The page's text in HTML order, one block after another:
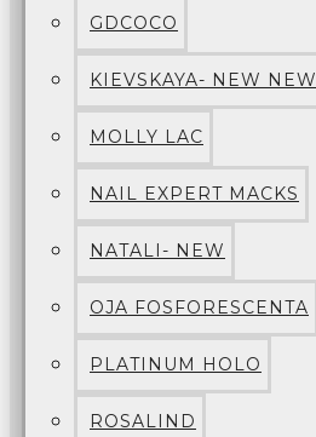
GDCOCO
KIEVSKAYA- NEW NEW
MOLLY LAC
NAIL EXPERT MACKS
NATALI- NEW
OJA FOSFORESCENTA
PLATINUM HOLO
ROSALIND